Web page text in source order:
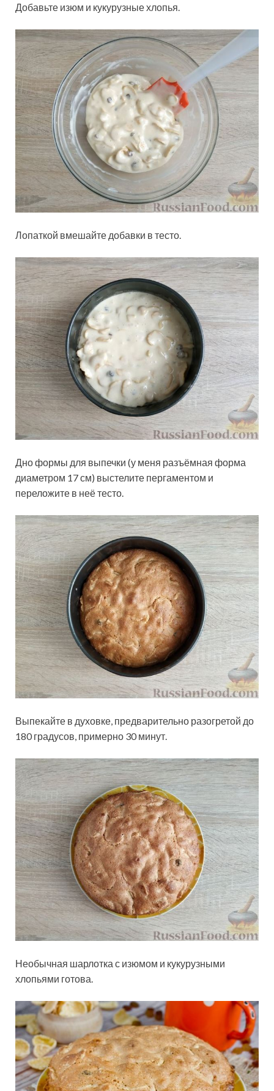
Добавьте изюм и кукурузные хлопья.
Лопаткой вмешайте добавки в тесто.
Дно формы для выпечки (у меня разъёмная форма
диаметром 17 см) выстелите пергаментом и
переложите в неё тесто.
Выпекайте в духовке, предварительно разогретой до
180 градусов, примерно 30 минут.
Необычная шарлотка с изюмом и кукурузными
хлопьями готова.